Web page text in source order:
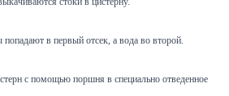
попадают в первый отсек, а вода во второй.
с помощью поршня в специально отведенное